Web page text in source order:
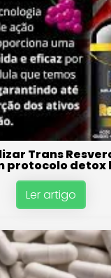
Trans
protocolo detox
Ler artigo